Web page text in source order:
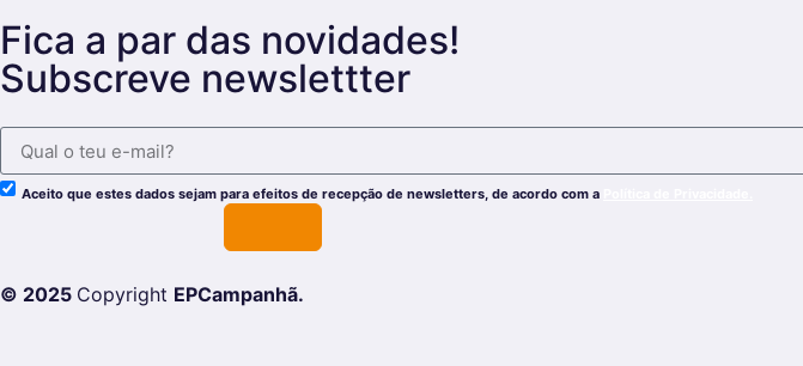
Fica a par das novidades!
Subscreve newslettter
Aceito que estes dados sejam para efeitos de recepção de newsletters, de acordo com a
© 2025 Copyright EPCampanhã.